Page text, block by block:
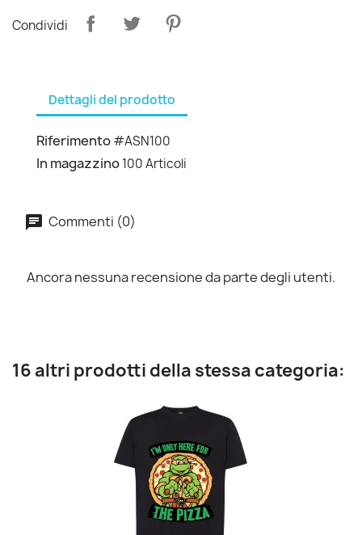
Condividi
Dettagli del prodotto
Riferimento#ASN100
In magazzino100 Articoli
Commenti (0)
Ancora nessuna recensione da parte degli utenti.
16 altri prodotti della stessa categoria: